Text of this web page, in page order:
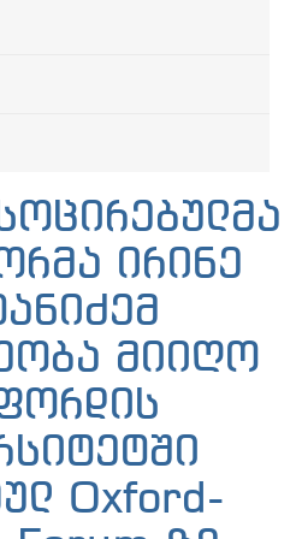
ირინე
მიიღო
Oxford-